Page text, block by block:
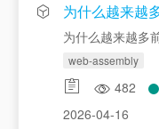
为什么越来越
为什么越来越多
web-assembly
482
2026-04-16